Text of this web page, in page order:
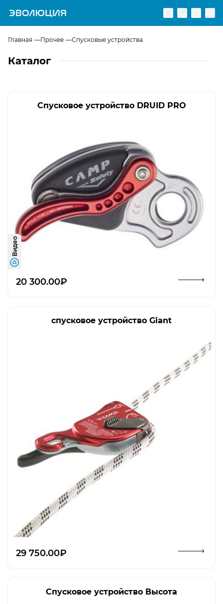
Перейти на главную страницу
Главная Прочее Спусковые устройства
Каталог
Спусковое устройство DRUID PRO
Видео
20 300.00₽
спусковое устройство Giant
29 750.00₽
Спусковое устройство Высота